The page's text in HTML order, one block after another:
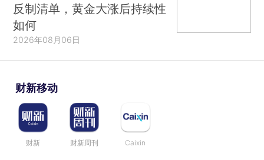
反制清单，黄金大涨后持续性
如何
2026年08月06日
财新移动
财新 财新周刊 Caixin